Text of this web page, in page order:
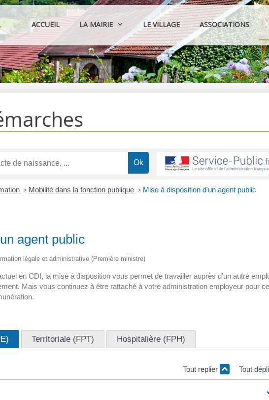
ACCUEIL LA MAIRIE LE VILLAGE ASSOCIATIONS
> Mobilité dans la fonction publique > Mise à disposition d'un agent public
agent public
légale et administrative (Première ministre)
en CDI, la mise à disposition vous permet de travailler auprès d'un autre
Mais vous continuez à être rattaché à votre administration employeur pour
Territoriale (FPT) Hospitalière (FPH)
Tout replier Tout